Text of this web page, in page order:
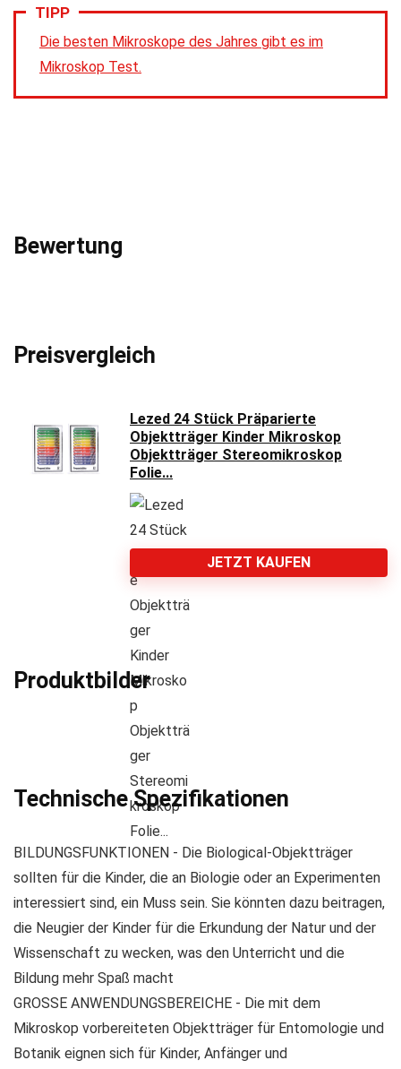
TIPP
Die besten Mikroskope des Jahres gibt es im
Mikroskop Test.
Bewertung
Preisvergleich
Lezed 24 Stück Präparierte
Objektträger Kinder Mikroskop
Objektträger Stereomikroskop
Folie...
JETZT KAUFEN
Produktbilder
Technische Spezifikationen
BILDUNGSFUNKTIONEN - Die Biological-Objektträger
sollten für die Kinder, die an Biologie oder an Experimenten
interessiert sind, ein Muss sein. Sie könnten dazu beitragen,
die Neugier der Kinder für die Erkundung der Natur und der
Wissenschaft zu wecken, was den Unterricht und die
Bildung mehr Spaß macht
GROSSE ANWENDUNGSBEREICHE - Die mit dem
Mikroskop vorbereiteten Objektträger für Entomologie und
Botanik eignen sich für Kinder, Anfänger und